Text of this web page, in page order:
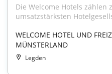
Die Welcome Hotels zählen
umsatzstärksten
WELCOME HOTEL UND
MÜNSTERLAND
Legden